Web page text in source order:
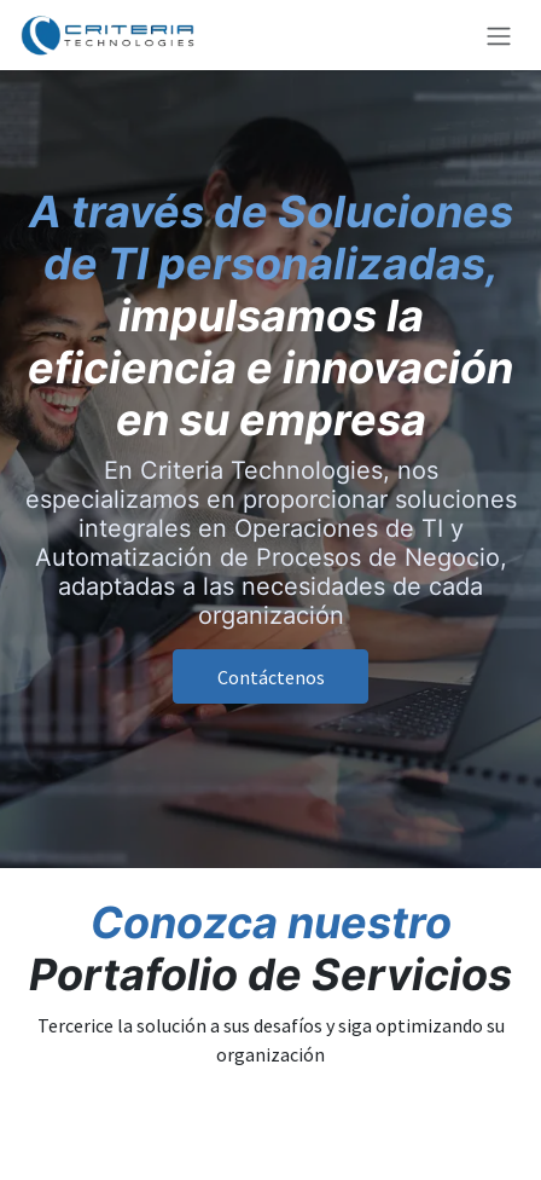
Ir al contenido
A través de Soluciones
de TI personalizadas,
impulsamos la
eficiencia e innovación
en su empresa
En Criteria Technologies, nos
especializamos en proporcionar soluciones
integrales en Operaciones de TI y
Automatización de Procesos de Negocio,
adaptadas a las necesidades de cada
organización
Contáctenos
Conozca nuestro
Portafolio de Servicios
Tercerice la solución a sus desafíos y siga optimizando su
organización